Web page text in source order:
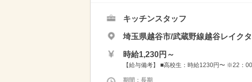
キッチンスタッフ
埼玉県越谷市/武蔵野線越谷レイク
時給1,230円～
【給与備考】 ■高校生：時給1230円〜 ※22：
期間：長期